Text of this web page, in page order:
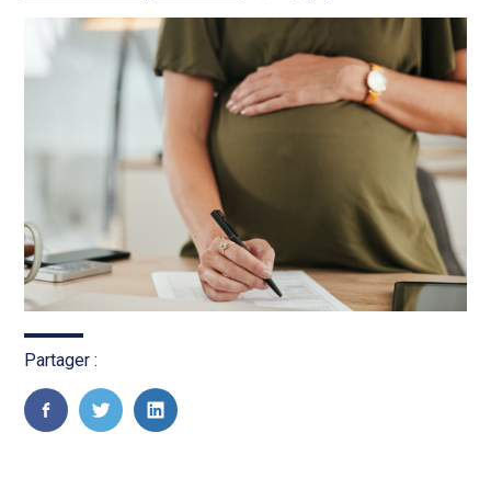
Partager :
FaceBook
TwitterLinkedIn